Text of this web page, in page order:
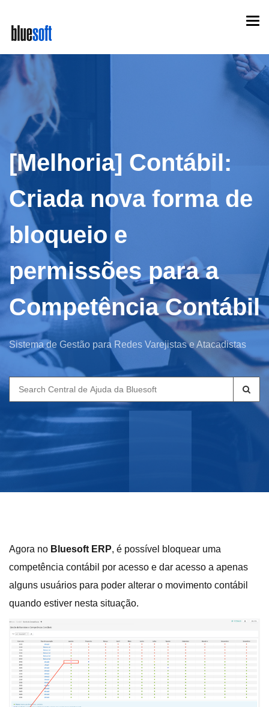
main
content
[Melhoria] Contábil:
Criada nova forma de
bloqueio e
permissões para a
Competência Contábil
Sistema de Gestão para Redes Varejistas e Atacadistas
Search
for:
Agora no Bluesoft ERP, é possível bloquear uma
competência contábil por acesso e dar acesso a apenas
alguns usuários para poder alterar o movimento contábil
quando estiver nesta situação.